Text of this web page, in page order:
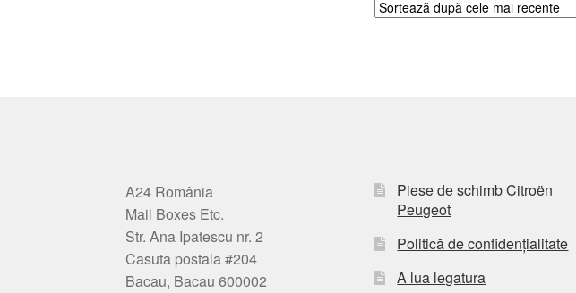
A24 România
Mail Boxes Etc.
Str. Ana Ipatescu nr. 2
Casuta postala #204
Bacau, Bacau 600002
Piese de schimb Citroën
Peugeot
Politică de confidențialitate
A lua legatura